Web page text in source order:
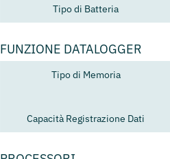
Tipo di Batteria
FUNZIONE DATALOGGER
Tipo di Memoria
Capacità Registrazione Dati